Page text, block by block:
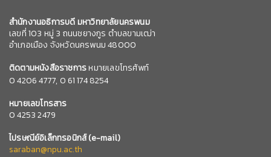
สำนักงานอธิการบดี มหาวิทยาลัยนครพนม
เลขที่ 103 หมู่ 3 ถนนชยางกูร ตำบลขามเฒ่า
อำเภอเมือง จังหวัดนครพนม 48000
ติดตามหนังสือราชการหมายเลขโทรศัพท์
04206 4777, 0 61 174 8254
หมายเลขโทรสาร
0 4253 2479
ไปรษณีย์อิเล็กทรอนิกส์(e-mail)
saraban@npu.ac.th